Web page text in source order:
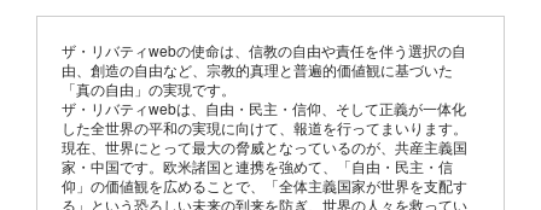
ザ・リバティwebの使命は、信教の自由や責任を伴う選択の自
由、創造の自由など、宗教的真理と普遍的価値観に基づいた
「真の自由」の実現です。
ザ・リバティwebは、自由・民主・信仰、そして正義が一体化
した全世界の平和の実現に向けて、報道を行ってまいります。
現在、世界にとって最大の脅威となっているのが、共産主義国
家・中国です。欧米諸国と連携を強めて、「自由・民主・信
仰」の価値観を広めることで、「全体主義国家が世界を支配す
る」という恐ろしい未来の到来を防ぎ、世界の人々を救ってい